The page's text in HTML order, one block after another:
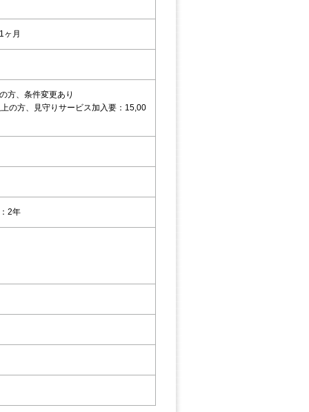
月
方、条件変更あり
の方、見守りサービス加入要：15,00
2年